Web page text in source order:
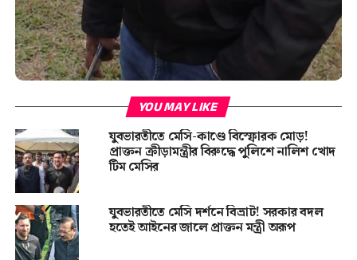
YOU MAY LIKE
যুবভারতীতে মেসি-কাণ্ডে বিস্ফোরক মোড়!
প্রাক্তন ক্রীড়ামন্ত্রীর বিরুদ্ধে পুলিশে নালিশ খোদ
টিম মেসির
যুবভারতীতে মেসি দর্শনে বিভ্রাট! সরকার বদল
হতেই আইনের জালে প্রাক্তন মন্ত্রী অরূপ